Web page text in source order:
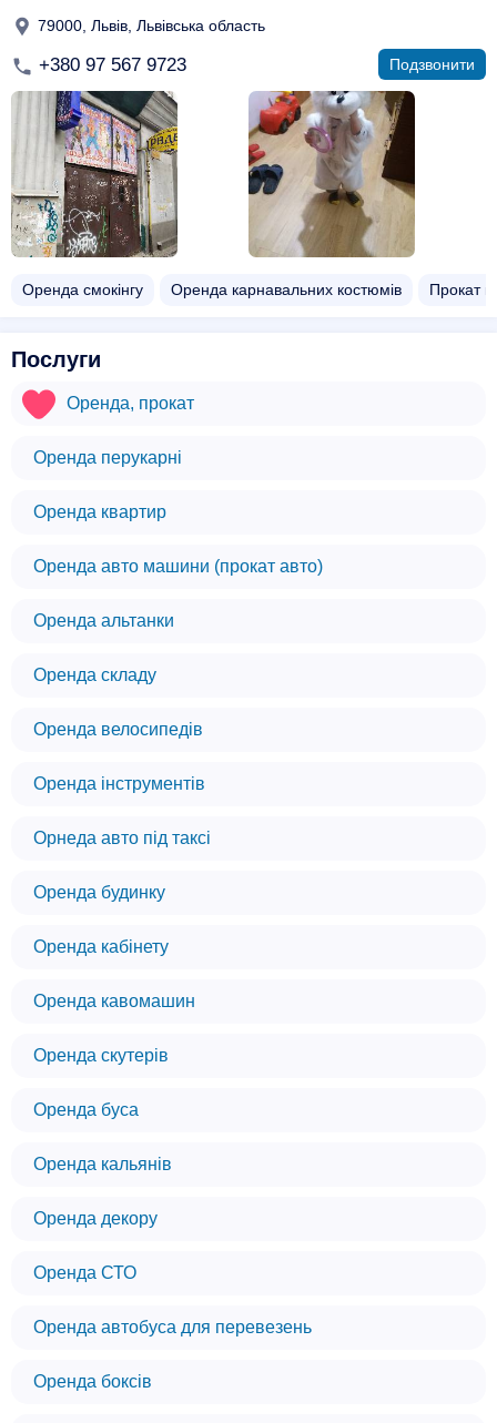
79000, Львів, Львівська область
+380 97 567 9723 Подзвонити
Оренда смокінгу Оренда карнавальних костюмів Прокат
Послуги
Оренда, прокат
Оренда перукарні
Оренда квартир
Оренда авто машини (прокат авто)
Оренда альтанки
Оренда складу
Оренда велосипедів
Оренда інструментів
Орнеда авто під таксі
Оренда будинку
Оренда кабінету
Оренда кавомашин
Оренда скутерів
Оренда буса
Оренда кальянів
Оренда декору
Оренда СТО
Оренда автобуса для перевезень
Оренда боксів